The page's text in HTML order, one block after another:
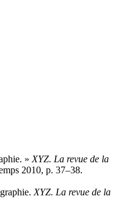
» XYZ. La revue de la
2010, p. 37–38.
XYZ. La revue de la